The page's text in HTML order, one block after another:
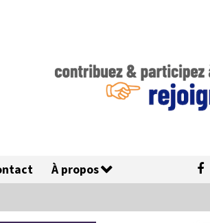
À propos